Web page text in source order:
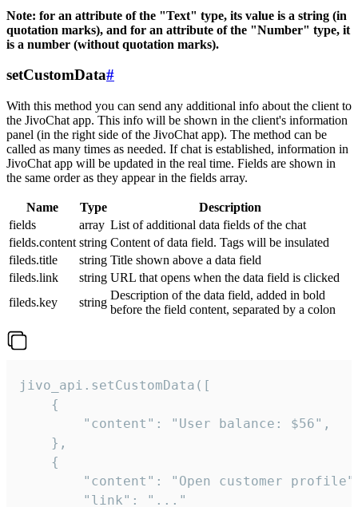
Note: for an attribute of the "Text" type, its value is a string (in
quotation marks), and for an attribute of the "Number" type, it
is a number (without quotation marks).
setCustomData#
With this method you can send any additional info about the client to
the JivoChat app. This info will be shown in the client's information
panel (in the right side of the JivoChat app). The method can be
called as many times as needed. If chat is established, information in
JivoChat app will be updated in the real time. Fields are shown in
the same order as they appear in the fields array.
Name Type
Description
fields
array List of additional data fields of the chat
fields.content string Content of data field. Tags will be insulated
fileds.title
string Title shown above a data field
fileds.link
string URL that opens when the data field is clicked
fileds.key
string
Description of the data field, added in bold
before the field content, separated by a colon
jivo_api.setCustomData([
    {
        "content": "User balance: $56",
    },
    {
"content": "Open customer
        "link": "..."